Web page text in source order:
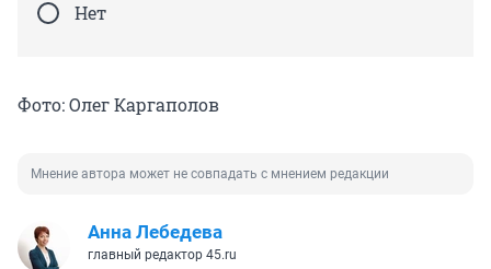
Нет
Фото: Олег Каргаполов
Мнение автора может не совпадать с мнением редакции
Анна Лебедева
главный редактор 45.ru